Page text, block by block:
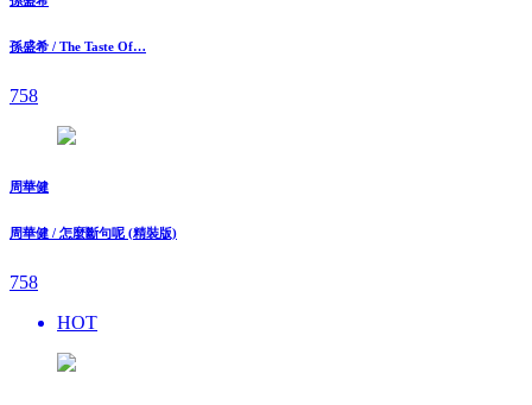
孫盛希 / The Taste Of…
758
周華健
周華健 / 怎麼斷句呢 (精裝版)
758
HOT